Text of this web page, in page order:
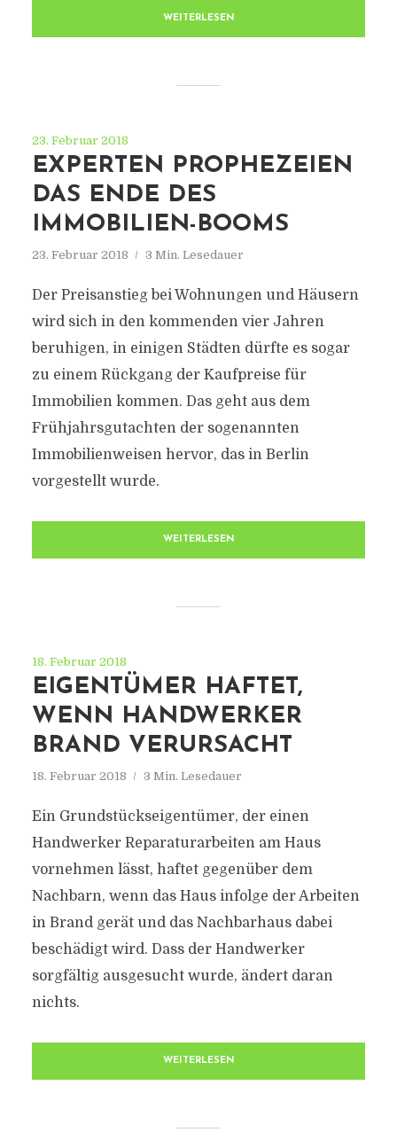
WEITERLESEN
23. Februar 2018
EXPERTEN PROPHEZEIEN
DAS ENDE DES
IMMOBILIEN-BOOMS
23. Februar 2018 3 Min. Lesedauer
Der Preisanstieg bei Wohnungen und Häusern
wird sich in den kommenden vier Jahren
beruhigen, in einigen Städten dürfte es sogar
zu einem Rückgang der Kaufpreise für
Immobilien kommen. Das geht aus dem
Frühjahrsgutachten der sogenannten
Immobilienweisen hervor, das in Berlin
vorgestellt wurde.
WEITERLESEN
18. Februar 2018
EIGENTÜMER HAFTET,
WENN HANDWERKER
BRAND VERURSACHT
18. Februar 2018 3 Min. Lesedauer
Ein Grundstückseigentümer, der einen
Handwerker Reparaturarbeiten am Haus
vornehmen lässt, haftet gegenüber dem
Nachbarn, wenn das Haus infolge der Arbeiten
in Brand gerät und das Nachbarhaus dabei
beschädigt wird. Dass der Handwerker
sorgfältig ausgesucht wurde, ändert daran
nichts.
WEITERLESEN